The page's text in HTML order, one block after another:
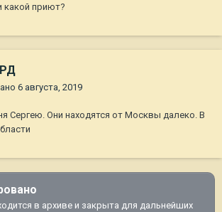
какой приют?
6 августа, 2019
Сергею. Они находятся от Москвы далеко. В
в архиве и закрыта для дальнейших